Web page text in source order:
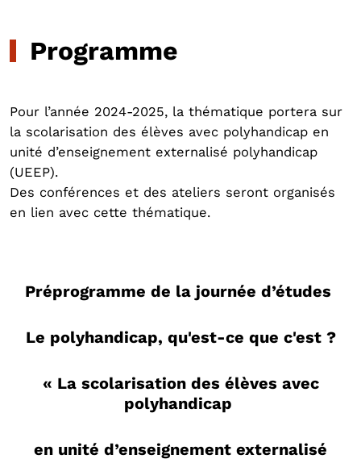
Programme
Pour l’année 2024-2025, la thématique portera sur
la scolarisation des élèves avec polyhandicap en
unité d’enseignement externalisé polyhandicap
(UEEP).
Des conférences et des ateliers seront organisés
en lien avec cette thématique.
Préprogramme de la journée d’études
Le polyhandicap, qu'est-ce que c'est ?
« La scolarisation des élèves avec
polyhandicap
en unité d’enseignement externalisé